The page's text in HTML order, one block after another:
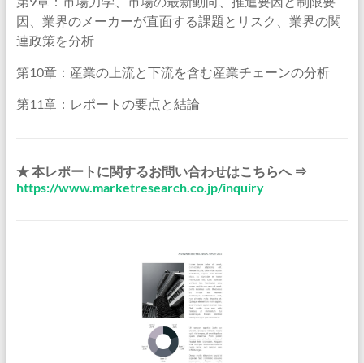
因、業界のメーカーが直面する課題とリスク、業界の関
連政策を分析
第10章：産業の上流と下流を含む産業チェーンの分析
第11章：レポートの要点と結論
★ 本レポートに関するお問い合わせはこちらへ ⇒
https://www.marketresearch.co.jp/inquiry